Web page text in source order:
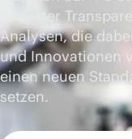
basierter
Analysen, die
und Innovationen
einen neuen
setzen.